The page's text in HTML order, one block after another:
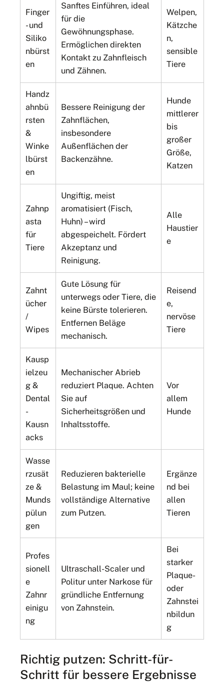
Finger
- und
Siliko
nbürst
en
Sanftes Einführen, ideal
für die
Gewöhnungsphase.
Ermöglichen direkten
Kontakt zu Zahnfleisch
und Zähnen.
Welpen,
Kätzche
n,
sensible
Tiere
Handz
ahnbü
rsten
&
Winke
lbürst
en
Bessere Reinigung der
Zahnflächen,
insbesondere
Außenflächen der
Backenzähne.
Hunde
mittlerer
bis
großer
Größe,
Katzen
Zahnp
asta
für
Tiere
Ungiftig, meist
aromatisiert (Fisch,
Huhn) – wird
abgespeichelt. Fördert
Akzeptanz und
Reinigung.
Alle
Haustier
e
Zahnt
ücher
/
Wipes
Gute Lösung für
unterwegs oder Tiere, die
keine Bürste tolerieren.
Entfernen Beläge
mechanisch.
Reisend
e,
nervöse
Tiere
Kausp
ielzeu
g &
Dental
-
Kausn
acks
Mechanischer Abrieb
reduziert Plaque. Achten
Sie auf
Sicherheitsgrößen und
Inhaltsstoffe.
Vor
allem
Hunde
Wasse
rzusät
ze &
Munds
pülun
gen
Reduzieren bakterielle
Belastung im Maul; keine
vollständige Alternative
zum Putzen.
Ergänze
nd bei
allen
Tieren
Profes
sionell
e
Zahnr
einigu
ng
Ultraschall-Scaler und
Politur unter Narkose für
gründliche Entfernung
von Zahnstein.
Bei
starker
Plaque-
oder
Zahnstei
nbildun
g
Richtig putzen: Schritt-für-
Schritt für bessere Ergebnisse